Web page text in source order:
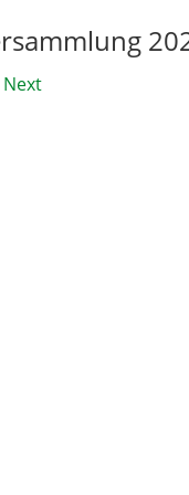
Next